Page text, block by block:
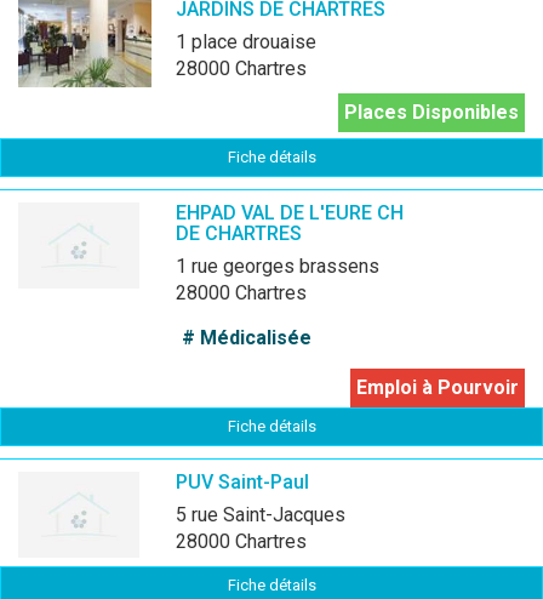
JARDINS DE CHARTRES
1 place drouaise
28000 Chartres
Places Disponibles
Fiche détails
EHPAD VAL DE L'EURE CH
DE CHARTRES
1 rue georges brassens
28000 Chartres
# Médicalisée
Emploi à Pourvoir
Fiche détails
PUV Saint-Paul
5 rue Saint-Jacques
28000 Chartres
Fiche détails